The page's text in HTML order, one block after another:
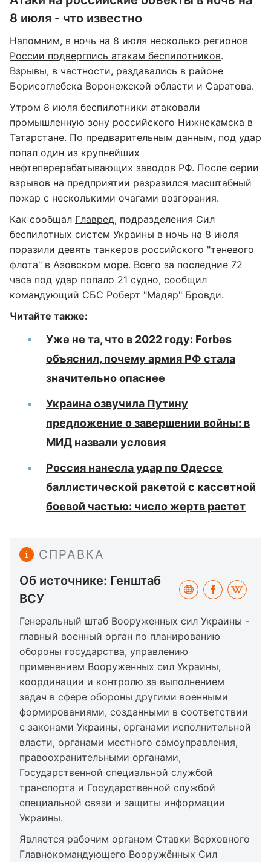
8 июля - что известно
Напомним, в ночь на 8 июля несколько регионов
России подверглись атакам беспилотников.
Взрывы, в частности, раздавались в районе
Борисоглебска Воронежской области и Саратова.
Утром 8 июля беспилотники атаковали
промышленную зону российского Нижнекамска в
Татарстане. По предварительным данным, под удар
попал один из крупнейших
нефтеперерабатывающих заводов РФ. После серии
взрывов на предприятии разразился масштабный
пожар с несколькими очагами возгорания.
Как сообщал Главред, подразделения Сил
беспилотных систем Украины в ночь на 8 июля
поразили девять танкеров российского "теневого
флота" в Азовском море. Всего за последние 72
часа под удар попало 21 судно, сообщил
командующий СБС Роберт "Мадяр" Бровди.
Читайте также:
Уже не та, что в 2022 году: Forbes
объяснил, почему армия РФ стала
значительно опаснее
Украина озвучила Путину
предложение о завершении войны: в
МИД назвали условия
Россия нанесла удар по Одессе
баллистической ракетой с кассетной
боевой частью: число жертв растет
СПРАВКА
Об источнике: Генштаб
ВСУ
Генеральный штаб Вооруженных сил Украины -
главный военный орган по планированию
обороны государства, управлению
применением Вооруженных сил Украины,
координации и контролю за выполнением
задач в сфере обороны другими военными
формированиями, созданными в соответствии
с законами Украины, органами исполнительной
власти, органами местного самоуправления,
правоохранительными органами,
Государственной специальной службой
транспорта и Государственной службой
специальной связи и защиты информации
Украины.
Является рабочим органом Ставки Верховного
Главнокомандующего Вооружённых Сил